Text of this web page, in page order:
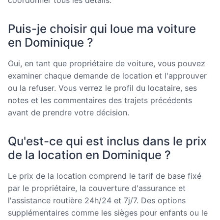
Puis-je choisir qui loue ma voiture
en Dominique ?
Oui, en tant que propriétaire de voiture, vous pouvez
examiner chaque demande de location et l'approuver
ou la refuser. Vous verrez le profil du locataire, ses
notes et les commentaires des trajets précédents
avant de prendre votre décision.
Qu'est-ce qui est inclus dans le prix
de la location en Dominique ?
Le prix de la location comprend le tarif de base fixé
par le propriétaire, la couverture d'assurance et
l'assistance routière 24h/24 et 7j/7. Des options
supplémentaires comme les sièges pour enfants ou le